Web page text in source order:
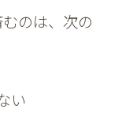
のは、次の
い